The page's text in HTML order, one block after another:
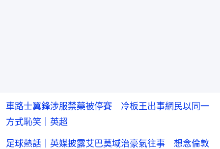
車路士翼鋒涉服禁藥被停賽 冷板王出事網民以同一
方式恥笑｜英超
足球熱話｜英媒披露艾巴莫域治豪氣往事 想念倫敦